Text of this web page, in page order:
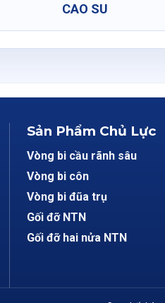
CAO SU
Sản Phẩm Chủ Lực
Vòng bi cầu rãnh sâu
Vòng bi côn
Vòng bi đũa trụ
Gối đỡ NTN
Gối đỡ hai nửa NTN